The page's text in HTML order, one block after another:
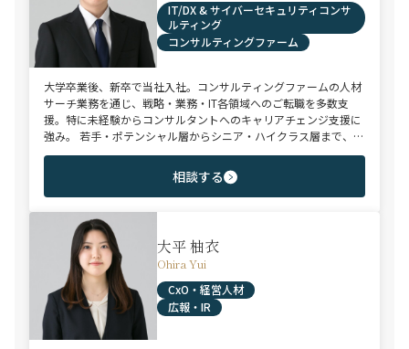
IT/DX & サイバーセキュリティコンサ
ルティング
コンサルティングファーム
大学卒業後、新卒で当社入社。コンサルティングファームの人材
サーチ業務を通じ、戦略・業務・IT各領域へのご転職を多数支
援。特に未経験からコンサルタントへのキャリアチェンジ支援に
強み。 若手・ポテンシャル層からシニア・ハイクラス層まで、候
補者様のご志向と市場動向を踏まえ最適なキャリアをご提案させ
相談する
大平 柚衣
Ohira Yui
CxO・経営人材
広報・IR